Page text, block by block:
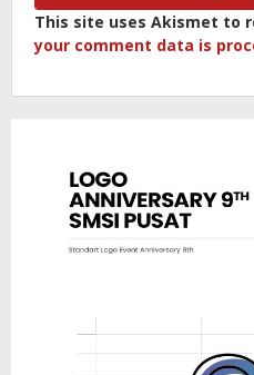
This site uses Akismet to
your comment data is